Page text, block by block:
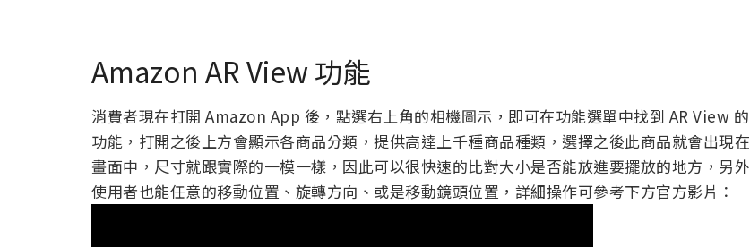
Amazon AR View 功能
消費者現在打開 Amazon App 後，點選右上角的相機圖示，即可在功能選單中找到 AR View 的
功能，打開之後上方會顯示各商品分類，提供高達上千種商品種類，選擇之後此商品就會出現在
畫面中，尺寸就跟實際的一模一樣，因此可以很快速的比對大小是否能放進要擺放的地方，另外
使用者也能任意的移動位置、旋轉方向、或是移動鏡頭位置，詳細操作可參考下方官方影片：